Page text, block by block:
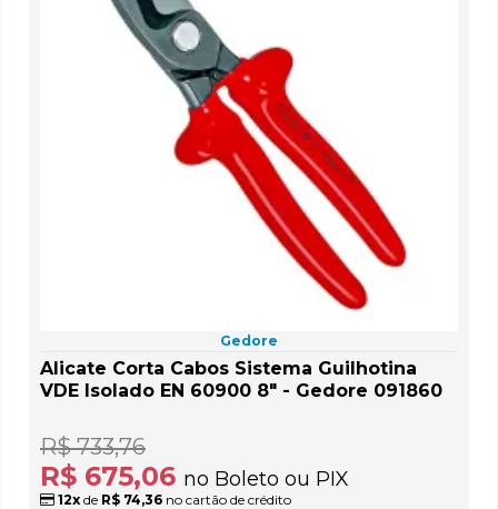
Gedore
Alicate Corta Cabos Sistema Guilhotina
VDE Isolado EN 60900 8" - Gedore 091860
R$ 675,06 no Boleto ou PIX
R$ 733,76
12x de R$ 74,36 no cartão de crédito